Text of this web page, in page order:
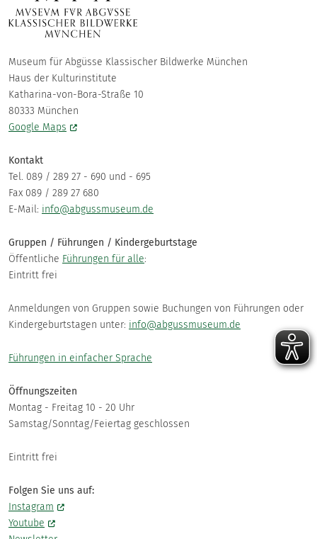
Museum für Abgüsse Klassischer Bildwerke München
Haus der Kulturinstitute
Katharina-von-Bora-Straße 10
80333 München
Google Maps
Kontakt
Tel. 089 / 289 27 - 690 und - 695
Fax 089 / 289 27 680
E-Mail: info@abgussmuseum.de
Gruppen / Führungen / Kindergeburtstage
Öffentliche Führungen für alle:
Eintritt frei
Anmeldungen von Gruppen sowie Buchungen von Führungen oder
Kindergeburtstagen unter: info@abgussmuseum.de
Führungen in einfacher Sprache
Öffnungszeiten
Montag - Freitag 10 - 20 Uhr
Samstag/Sonntag/Feiertag geschlossen
Eintritt frei
Folgen Sie uns auf:
Instagram
Youtube